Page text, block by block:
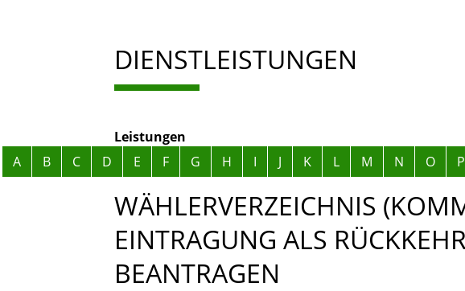
DIENSTLEISTUNGEN
Leistungen
Alphabetisches Register überspringen
A B C D E F G H I J K L M N O P
WÄHLERVERZEICHNIS
EINTRAGUNG ALS
BEANTRAGEN